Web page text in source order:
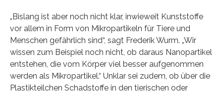
„Bislang ist aber noch nicht klar, inwieweit Kunststoffe
vor allem in Form von Mikropartikeln für Tiere und
Menschen gefährlich sind“, sagt Frederik Wurm. „Wir
wissen zum Beispiel noch nicht, ob daraus Nanopartikel
entstehen, die vom Körper viel besser aufgenommen
werden als Mikropartikel.“ Unklar sei zudem, ob über die
Plastikteilchen Schadstoffe in den tierischen oder